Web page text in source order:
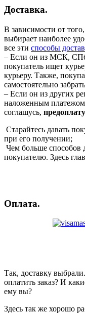
Доставка.
В зависимости от
выбирает наиболее
все эти способы
– Если он из МСК, СПб
покупатель ищет
курьеру. Также,
самостоятельно
– Если он из других
наложенным
соглашусь,
Старайтесь давать
при его получении;
Чем больше способов
покупателю. Здесь
Оплата.
Так, доставку
оплатить заказ? И
ему вы?
Здесь так же хорошо